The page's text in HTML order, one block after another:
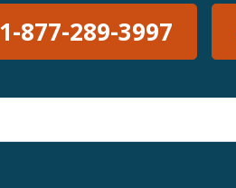
1-877-289-3997